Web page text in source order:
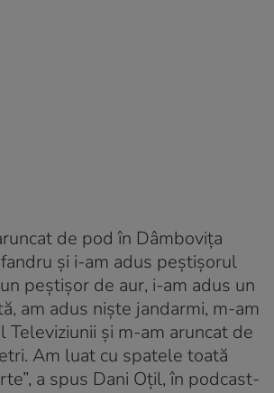
de pod în Dâmbovița
și i-am adus peștișorul
peștișor de aur, i-am adus un
am adus niște jandarmi, m-am
Televiziunii și m-am aruncat de
Am luat cu spatele toată
a spus Dani Oțil, în podcast-